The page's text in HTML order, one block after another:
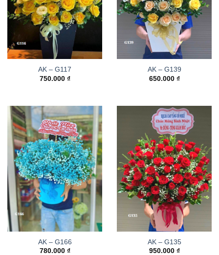
AK – G117
750.000 ₫
AK – G139
650.000 ₫
AK – G166
780.000 ₫
AK – G135
950.000 ₫